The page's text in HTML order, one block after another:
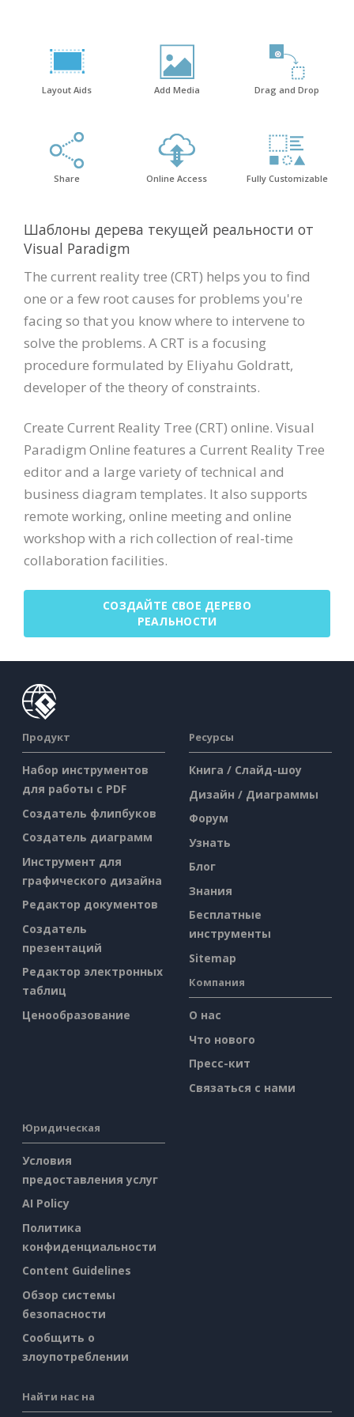
Layout Aids Add Media Drag and Drop
Share Online Access Fully Customizable
Шаблоны дерева текущей реальности от
Visual Paradigm
The current reality tree (CRT) helps you to find
one or a few root causes for problems you're
facing so that you know where to intervene to
solve the problems. A CRT is a focusing
procedure formulated by Eliyahu Goldratt,
developer of the theory of constraints.
Create Current Reality Tree (CRT) online. Visual
Paradigm Online features a Current Reality Tree
editor and a large variety of technical and
business diagram templates. It also supports
remote working, online meeting and online
workshop with a rich collection of real-time
collaboration facilities.
СОЗДАЙТЕ СВОЕ ДЕРЕВО
РЕАЛЬНОСТИ
Продукт
Набор инструментов
для работы с PDF
Создатель флипбуков
Создатель диаграмм
Инструмент для
графического дизайна
Редактор документов
Создатель
презентаций
Редактор электронных
таблиц
Ценообразование
Ресурсы
Книга / Слайд-шоу
Дизайн / Диаграммы
Форум
Узнать
Блог
Знания
Бесплатные
инструменты
Sitemap
Компания
О нас
Что нового
Пресс-кит
Связаться с нами
Юридическая
Условия
предоставления услуг
AI Policy
Политика
конфиденциальности
Content Guidelines
Обзор системы
безопасности
Сообщить о
злоупотреблении
Найти нас на